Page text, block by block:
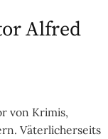
Alfred
von Krimis,
Väterlicherseits